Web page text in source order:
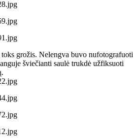
grožis. Nelengva buvo nufotografuoti
šviečianti saulė trukdė užfiksuoti